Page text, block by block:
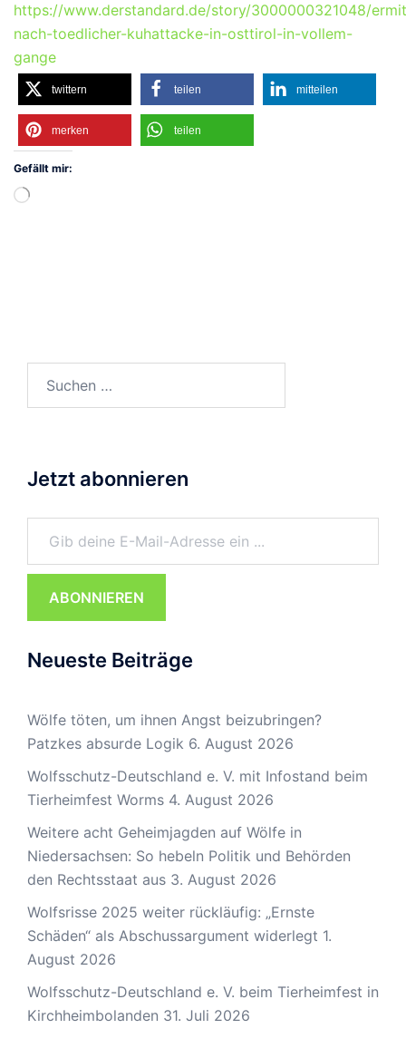
https://www.derstandard.de/story/3000000321048/
nach-toedlicher-kuhattacke-in-osttirol-in-vollem-
gange
twittern teilen mitteilen
merken teilen
Gefällt mir:
Wird
Jetzt abonnieren
Gib deine E-Mail-Adresse ein ...
ABONNIEREN
Neueste Beiträge
Wölfe töten, um ihnen Angst beizubringen?
Patzkes absurde Logik 6. August 2026
Wolfsschutz-Deutschland e. V. mit Infostand beim
Tierheimfest Worms 4. August 2026
Weitere acht Geheimjagden auf Wölfe in
Niedersachsen: So hebeln Politik und Behörden
den Rechtsstaat aus 3. August 2026
Wolfsrisse 2025 weiter rückläufig: „Ernste
Schäden“ als Abschussargument widerlegt 1.
August 2026
Wolfsschutz-Deutschland e. V. beim Tierheimfest in
Kirchheimbolanden 31. Juli 2026